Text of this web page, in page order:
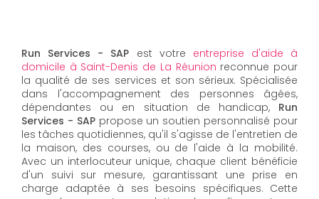
Run Services - SAP est votre entreprise d'aide à
domicile à Saint-Denis de La Réunion reconnue pour
la qualité de ses services et son sérieux. Spécialisée
dans l'accompagnement des personnes âgées,
dépendantes ou en situation de handicap, Run
Services - SAP propose un soutien personnalisé pour
les tâches quotidiennes, qu'il s'agisse de l'entretien de
la maison, des courses, ou de l'aide à la mobilité.
Avec un interlocuteur unique, chaque client bénéficie
d'un suivi sur mesure, garantissant une prise en
charge adaptée à ses besoins spécifiques. Cette